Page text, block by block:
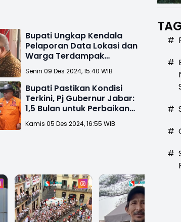
Bupati Ungkap Kendala
Pelaporan Data Lokasi dan
Warga Terdampak
Bencana Sukabumi
Senin 09 Des 2024, 15:40 WIB
Bupati Pastikan Kondisi
Terkini, Pj Gubernur Jabar:
1,5 Bulan untuk Perbaikan
Jalan Putus
Kamis 05 Des 2024, 16:55 WIB
#
#
#
#
#